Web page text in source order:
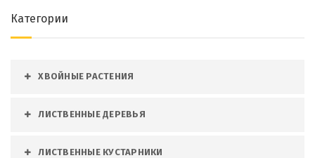
Категории
ХВОЙНЫЕ РАСТЕНИЯ
ЛИСТВЕННЫЕ ДЕРЕВЬЯ
ЛИСТВЕННЫЕ КУСТАРНИКИ